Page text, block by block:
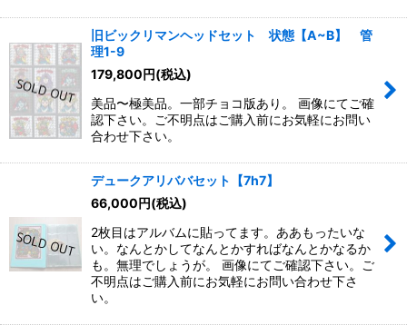
旧ビックリマンヘッドセット 状態【A~B】 管
理1-9
179,800 円(税込)
美品〜極美品。一部チョコ版あり。 画像にてご確
認下さい。ご不明点はご購入前にお気軽にお問い
合わせ下さい。
デュークアリババセット【7h7】
66,000 円(税込)
2枚目はアルバムに貼ってます。ああもったいな
い。なんとかしてなんとかすればなんとかなるか
も。無理でしょうが。 画像にてご確認下さい。ご
不明点はご購入前にお気軽にお問い合わせ下さ
い。